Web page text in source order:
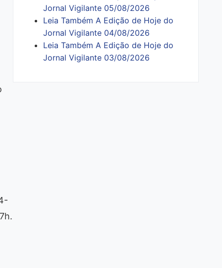
Jornal Vigilante 05/08/2026
Leia Também A Edição de Hoje do
Jornal Vigilante 04/08/2026
Leia Também A Edição de Hoje do
Jornal Vigilante 03/08/2026